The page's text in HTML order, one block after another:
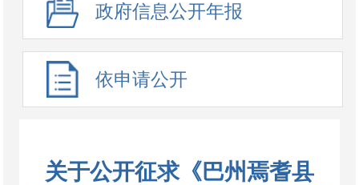
政府信息公开年报
依申请公开
关于公开征求《巴州焉耆县